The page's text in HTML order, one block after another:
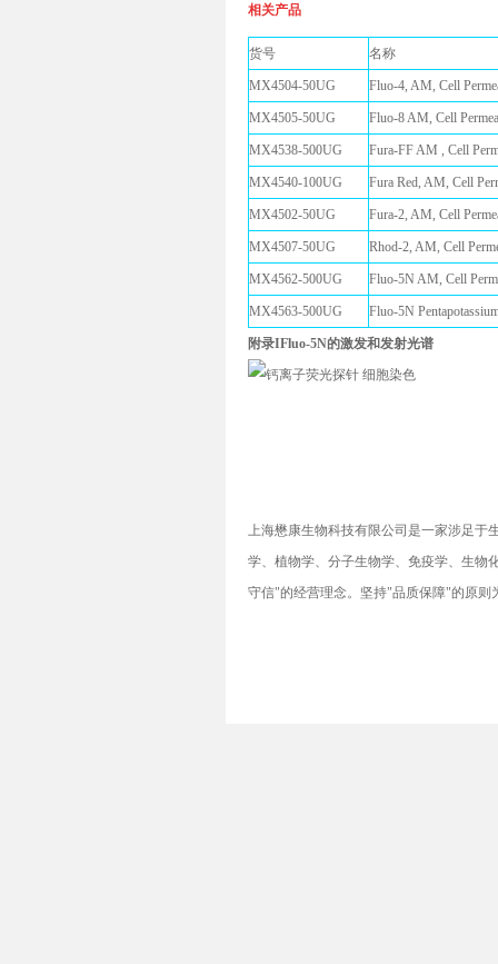
相关产品
货号 名称
MX4504-50UG Fluo-4, AM, Cell
MX4505-50UG Fluo-8 AM, Cell
MX4538-500UG Fura-FF AM , Cell
MX4540-100UG Fura Red, AM, Cell
MX4502-50UG Fura-2, AM, Cell
MX4507-50UG Rhod-2, AM, Cell
MX4562-500UG Fluo-5N AM, Cell
MX4563-500UG Fluo-5N
附录IFluo-5N的激发和发射光谱
上海懋康生物科技有限公司是一家涉足
学、植物学、分子生物学、免疫学、生物
守信"的经营理念。坚持"品质保障"的原则